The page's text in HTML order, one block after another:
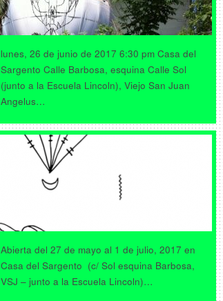
lunes, 26 de junio de 2017 6:30 pm Casa del
Sargento Calle Barbosa, esquina Calle Sol
(junto a la Escuela Lincoln), Viejo San Juan
Angelus…
Abierta del 27 de mayo al 1 de julio, 2017 en
Casa del Sargento (c/ Sol esquina Barbosa,
VSJ – junto a la Escuela Lincoln)…